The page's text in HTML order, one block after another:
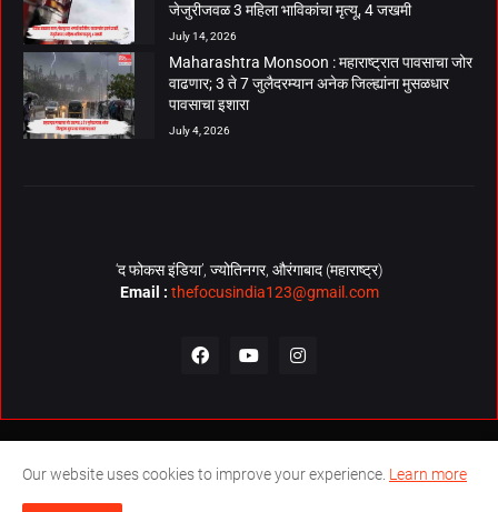
जेजुरीजवळ 3 महिला भाविकांचा मृत्यू, 4 जखमी
July 14, 2026
Maharashtra Monsoon : महाराष्ट्रात पावसाचा जोर
वाढणार; 3 ते 7 जुलैदरम्यान अनेक जिल्ह्यांना मुसळधार
पावसाचा इशारा
July 4, 2026
‘द फोकस इंडिया’, ज्योतिनगर, औरंगाबाद (महाराष्ट्र)
Email : thefocusindia123@gmail.com
© Copyrights 2026. All Rights Reserved. Technical Support by
About Us Contact Us The Focus India Policy
Our website uses cookies to improve your experience. Learn more